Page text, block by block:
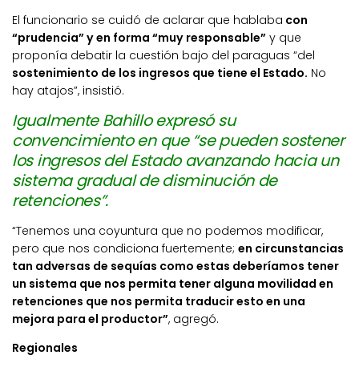
El funcionario se cuidó de aclarar que hablaba con
“prudencia” y en forma “muy responsable” y que
proponía debatir la cuestión bajo del paraguas “del
sostenimiento de los ingresos que tiene el Estado. No
hay atajos”, insistió.
Igualmente Bahillo expresó su
convencimiento en que “se pueden sostener
los ingresos del Estado avanzando hacia un
sistema gradual de disminución de
retenciones”.
“Tenemos una coyuntura que no podemos modificar,
pero que nos condiciona fuertemente; en circunstancias
tan adversas de sequías como estas deberíamos tener
un sistema que nos permita tener alguna movilidad en
retenciones que nos permita traducir esto en una
mejora para el productor”, agregó.
Regionales